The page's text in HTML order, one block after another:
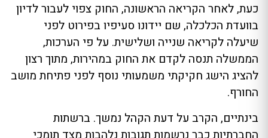
כעת, לאחר הקריאה הראשונה, החוק צפוי לעבור לדיון
בוועדת הכלכלה, שם יידונו סעיפיו בפירוט לפני
שיעלה לקריאה שנייה ושלישית. על פי הערכות,
הממשלה תנסה לקדם את החוק במהירות, מתוך רצון
להציג הישג חקיקתי משמעותי נוסף לפני פתיחת מושב
החורף.
בינתיים, הקרב על דעת הקהל נמשך. ברשתות